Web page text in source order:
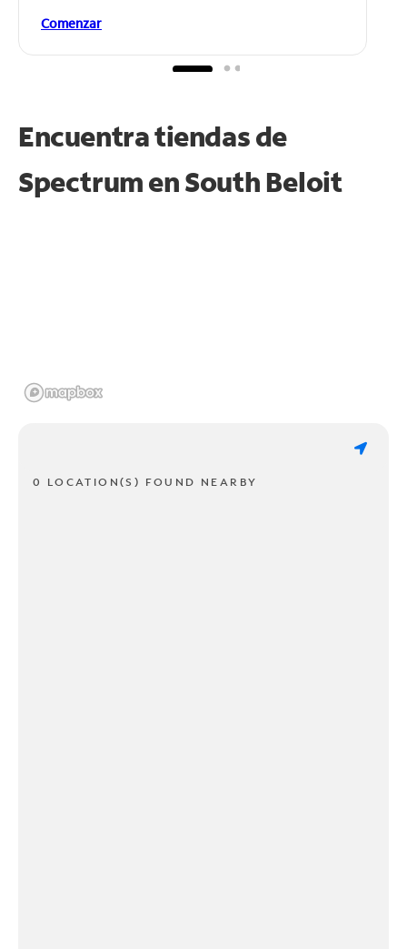
Comenzar
Encuentra tiendas de
Spectrum enSouth Beloit
0 LOCATION(S) FOUND NEARBY